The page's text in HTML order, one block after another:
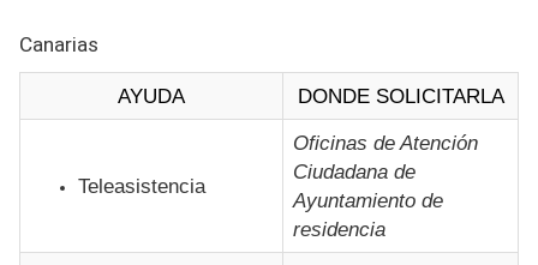
Canarias
AYUDA DONDE SOLICITARLA
Teleasistencia
Oficinas de Atención
Ciudadana de
Ayuntamiento de
residencia